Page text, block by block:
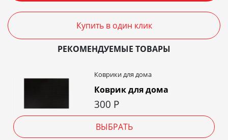
Купить в один клик
РЕКОМЕНДУЕМЫЕ ТОВАРЫ
Коврики для дома
Коврик для дома
300 Р
ВЫБРАТЬ